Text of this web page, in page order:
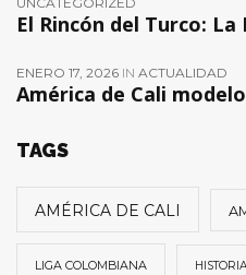
El Rincón del Turco: La
ENERO 17, 2026 IN ACTUALIDAD
América de Cali
TAGS
AMÉRICA DE CALI
LIGA COLOMBIANA HISTORIA